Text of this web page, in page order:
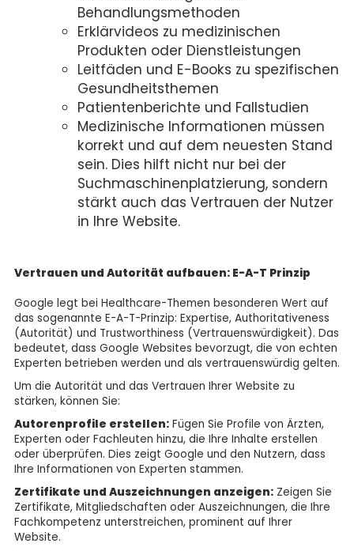
Behandlungsmethoden
Erklärvideos zu medizinischen
Produkten oder Dienstleistungen
Leitfäden und E-Books zu spezifischen
Gesundheitsthemen
Patientenberichte und Fallstudien
Medizinische Informationen müssen
korrekt und auf dem neuesten Stand
sein. Dies hilft nicht nur bei der
Suchmaschinenplatzierung, sondern
stärkt auch das Vertrauen der Nutzer
in Ihre Website.
Vertrauen und Autorität aufbauen: E-A-T Prinzip
Google legt bei Healthcare-Themen besonderen Wert auf
das sogenannte E-A-T-Prinzip: Expertise, Authoritativeness
(Autorität) und Trustworthiness (Vertrauenswürdigkeit). Das
bedeutet, dass Google Websites bevorzugt, die von echten
Experten betrieben werden und als vertrauenswürdig gelten.
Um die Autorität und das Vertrauen Ihrer Website zu
stärken, können Sie:
Autorenprofile erstellen:Fügen Sie Profile von Ärzten,
Experten oder Fachleuten hinzu, die Ihre Inhalte erstellen
oder überprüfen. Dies zeigt Google und den Nutzern, dass
Ihre Informationen von Experten stammen.
Zertifikate und Auszeichnungen anzeigen:Zeigen Sie
Zertifikate, Mitgliedschaften oder Auszeichnungen, die Ihre
Fachkompetenz unterstreichen, prominent auf Ihrer
Website.